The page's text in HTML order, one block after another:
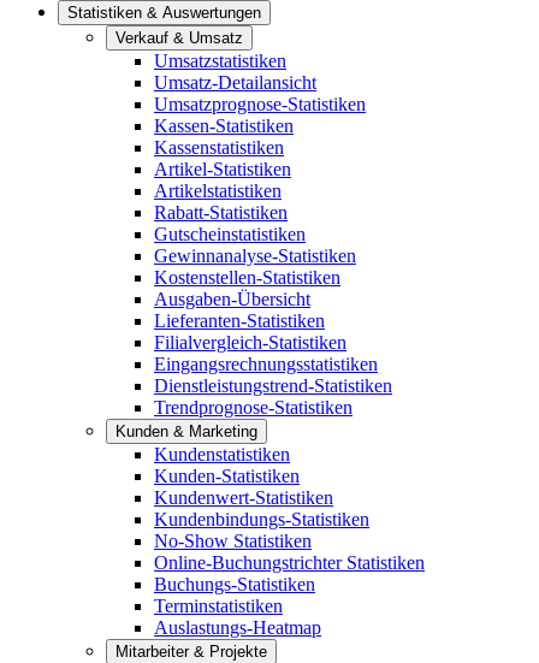
Statistiken & Auswertungen
Verkauf & Umsatz
Umsatzstatistiken
Umsatz-Detailansicht
Umsatzprognose-Statistiken
Kassen-Statistiken
Kassenstatistiken
Artikel-Statistiken
Artikelstatistiken
Rabatt-Statistiken
Gutscheinstatistiken
Gewinnanalyse-Statistiken
Kostenstellen-Statistiken
Ausgaben-Übersicht
Lieferanten-Statistiken
Filialvergleich-Statistiken
Eingangsrechnungsstatistiken
Dienstleistungstrend-Statistiken
Trendprognose-Statistiken
Kunden & Marketing
Kundenstatistiken
Kunden-Statistiken
Kundenwert-Statistiken
Kundenbindungs-Statistiken
No-Show Statistiken
Online-Buchungstrichter Statistiken
Buchungs-Statistiken
Terminstatistiken
Auslastungs-Heatmap
Mitarbeiter & Projekte